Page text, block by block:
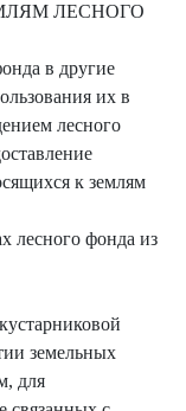
ЛЕСНОГО
в другие
их в
лесного
к землям
лесного фонда из
земельных
для